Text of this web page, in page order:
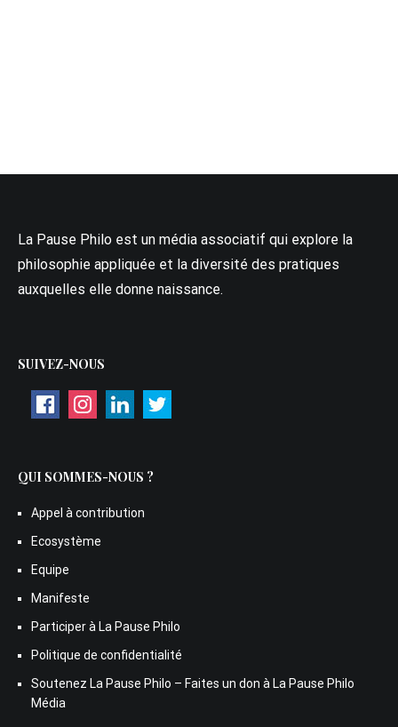
La Pause Philo est un média associatif qui explore la
philosophie appliquée et la diversité des pratiques
auxquelles elle donne naissance.
SUIVEZ-NOUS
QUI SOMMES-NOUS ?
Appel à contribution
Ecosystème
Equipe
Manifeste
Participer à La Pause Philo
Politique de confidentialité
Soutenez La Pause Philo – Faites un don à La Pause Philo
Média